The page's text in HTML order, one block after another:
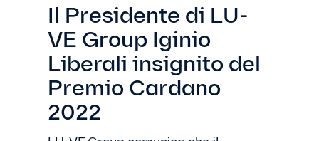
Il Presidente di LU-
VE Group Iginio
Liberali insignito del
Premio Cardano
2022